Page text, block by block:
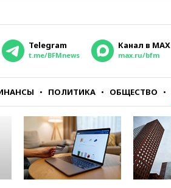
Telegram
t.me/BFMnews
Канал в MAX
max.ru/bfm
ПОЛИТИКА ОБЩЕСТВО